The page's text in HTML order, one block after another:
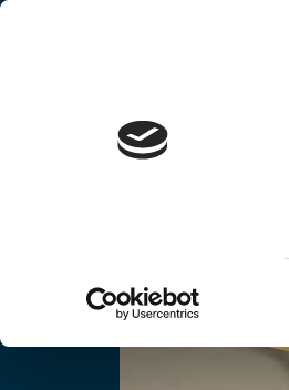
Hauptnavigation